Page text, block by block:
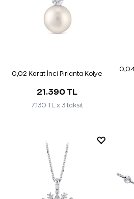
0,02 Karat İnci Pırlanta Kolye
21.390 TL
7.130 TL x 3 taksit